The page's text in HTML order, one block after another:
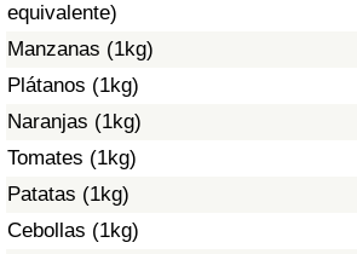
equivalente)
Manzanas (1kg)
Plátanos (1kg)
Naranjas (1kg)
Tomates (1kg)
Patatas (1kg)
Cebollas (1kg)
Contaminación
Índice de Contaminación (Actual)
Índice de contaminación
Índice de Contaminación por País